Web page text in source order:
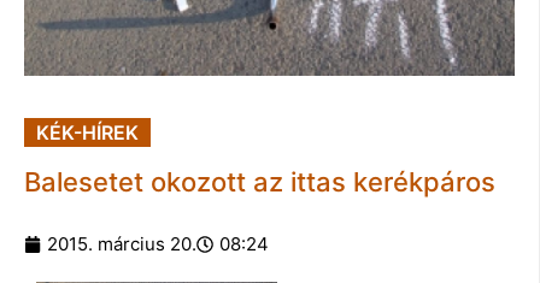
KÉK-HÍREK
Balesetet okozott az ittas kerékpáros
2015. március 20. 08:24